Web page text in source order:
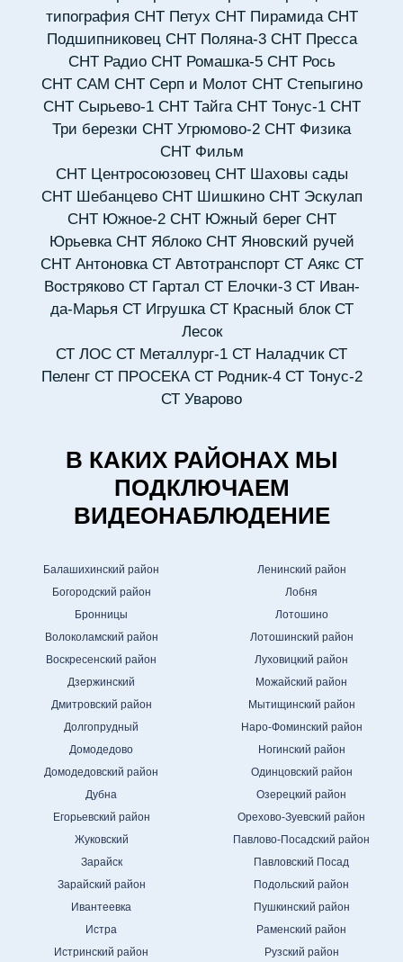
типография СНТ Петух СНТ Пирамида СНТ
Подшипниковец СНТ Поляна-3 СНТ Пресса
СНТ Радио СНТ Ромашка-5 СНТ Рось
СНТ САМ СНТ Серп и Молот СНТ Степыгино
СНТ Сырьево-1 СНТ Тайга СНТ Тонус-1 СНТ
Три березки СНТ Угрюмово-2 СНТ Физика
СНТ Фильм
СНТ Центросоюзовец СНТ Шаховы сады
СНТ Шебанцево СНТ Шишкино СНТ Эскулап
СНТ Южное-2 СНТ Южный берег СНТ
Юрьевка СНТ Яблоко СНТ Яновский ручей
СНТ Антоновка СТ Автотранспорт СТ Аякс СТ
Востряково СТ Гартал СТ Елочки-3 СТ Иван-
да-Марья СТ Игрушка СТ Красный блок СТ
Лесок
СТ ЛОС СТ Металлург-1 СТ Наладчик СТ
Пеленг СТ ПРОСЕКА СТ Родник-4 СТ Тонус-2
СТ Уварово
В КАКИХ РАЙОНАХ МЫ
ПОДКЛЮЧАЕМ
ВИДЕОНАБЛЮДЕНИЕ
Балашихинский район
Богородский район
Бронницы
Волоколамский район
Воскресенский район
Дзержинский
Дмитровский район
Долгопрудный
Домодедово
Домодедовский район
Дубна
Егорьевский район
Жуковский
Зарайск
Зарайский район
Ивантеевка
Истра
Истринский район
Ленинский район
Лобня
Лотошино
Лотошинский район
Луховицкий район
Можайский район
Мытищинский район
Наро-Фоминский район
Ногинский район
Одинцовский район
Озерецкий район
Орехово-Зуевский район
Павлово-Посадский район
Павловский Посад
Подольский район
Пушкинский район
Раменский район
Рузский район